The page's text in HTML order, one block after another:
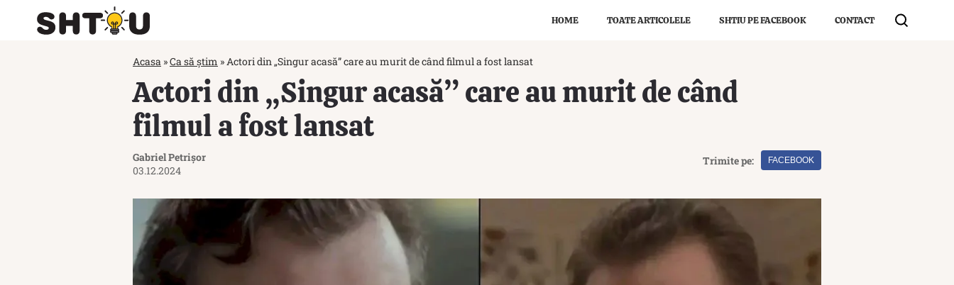
HOME TOATE ARTICOLELE SHTIU PE FACEBOOK CONTACT
Acasa »Ca să știm »Actori din „Singur acasă” care au murit de când filmul a fost lansat
Actori din „Singur acasă” care au murit de când
filmul a fost lansat
Gabriel Petrișor
03.12.2024
Trimite pe: FACEBOOK